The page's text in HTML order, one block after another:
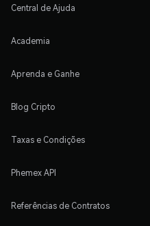
Central de Ajuda
Academia
Aprenda e Ganhe
Blog Cripto
Taxas e Condições
Phemex API
Referências de Contratos